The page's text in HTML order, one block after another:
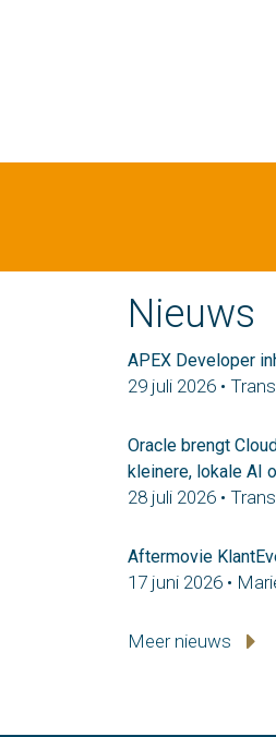
Nieuws
APEX Developer
29 juli 2026 •
Oracle brengt
kleinere, lokale AI
28 juli 2026 •
Aftermovie
17 juni 2026 •
Meer nieuws